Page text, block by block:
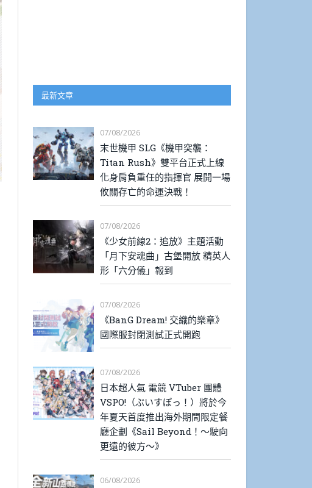
最新文章
07/08/2026
末世機甲 SLG《機甲突襲：
Titan Rush》雙平台正式上線
化身肩負重任的指揮官 展開一場
攸關存亡的命運決戰！
07/08/2026
《少女前線2：追放》主題活動
「月下安魂曲」古堡開放 精英人
形「六分儀」報到
07/08/2026
《BanG Dream! 交織的樂章》
國際服封閉測試正式開跑
07/08/2026
日本超人氣 電競 VTuber 團體
VSPO!（ぶいすぽっ！）將於今
年夏天首度推出海外期間限定餐
廳企劃《Sail Beyond！～駛向
更遠的彼方～》
06/08/2026